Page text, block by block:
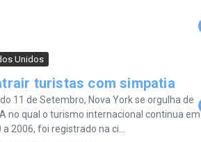
Unidos
turistas com simpatia
11 de Setembro, Nova York se orgulha de
no qual o turismo internacional continua em
2006, foi registrado na ci...